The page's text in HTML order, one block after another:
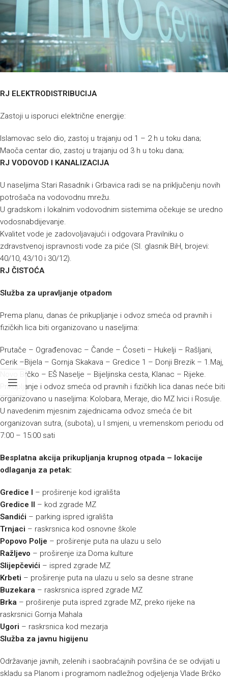
RJ ELEKTRODISTRIBUCIJA
Zastoji u isporuci električne energije:
Islamovac selo dio, zastoj u trajanju od 1 – 2 h u toku dana;
Maoča centar dio, zastoj u trajanju od 3 h u toku dana;
RJ VODOVOD I KANALIZACIJA
U naseljima Stari Rasadnik i Grbavica radi se na priključenju novih
potrošača na vodovodnu mrežu.
U gradskom i lokalnim vodovodnim sistemima očekuje se uredno
vodosnabdijevanje.
Kvalitet vode je zadovoljavajući i odgovara Pravilniku o
zdravstvenoj ispravnosti vode za piće (Sl. glasnik BiH, brojevi:
40/10, 43/10 i 30/12).
RJ ČISTOĆA
Služba za upravljanje otpadom
Prema planu, danas će prikupljanje i odvoz smeća od pravnih i
fizičkih lica biti organizovano u naseljima:
Prutače – Ograđenovac – Čande – Ćoseti – Hukelji – Rašljani,
Cerik –Bijela – Gornja Skakava – Gredice 1 – Donji Brezik – 1.Maj,
Novo Brčko – EŠ Naselje – Bijeljinska cesta, Klanac – Rijeke.
Prikupljanje i odvoz smeća od pravnih i fizičkih lica danas neće biti
organizovano u naseljima: Kolobara, Meraje, dio MZ Ivici i Rosulje.
U navedenim mjesnim zajednicama odvoz smeća će bit
organizovan sutra, (subota), u I smjeni, u vremenskom periodu od
7:00 – 15:00 sati
Besplatna akcija prikupljanja krupnog otpada – lokacije
odlaganja za petak:
Gredice I
– proširenje kod igrališta
Gredice II
– kod zgrade MZ
Sandići – parking ispred igrališta
Trnjaci – raskrsnica kod osnovne škole
Popovo Polje – proširenje puta na ulazu u selo
Ražljevo – proširenje iza Doma kulture
Slijepčevići – ispred zgrade MZ
Krbeti – proširenje puta na ulazu u selo sa desne strane
Buzekara – raskrsnica ispred zgrade MZ
Brka – proširenje puta ispred zgrade MZ, preko rijeke na
raskrsnici Gornja Mahala
Ugori – raskrsnica kod mezarja
Služba za javnu higijenu
Održavanje javnih, zelenih i saobraćajnih površina će se odvijati u
skladu sa Planom i programom nadležnog odjeljenja Vlade Brčko